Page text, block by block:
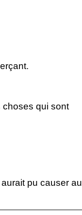
choses qui sont
pu causer au